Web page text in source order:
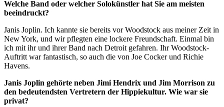
Welche Band oder welcher Solokünstler hat Sie am meisten
beeindruckt?
Janis Joplin. Ich kannte sie bereits vor Woodstock aus meiner Zeit in
New York, und wir pflegten eine lockere Freundschaft. Einmal bin
ich mit ihr und ihrer Band nach Detroit gefahren. Ihr Woodstock-
Auftritt war fantastisch, so auch die von Joe Cocker und Richie
Havens.
Janis Joplin gehörte neben Jimi Hendrix und Jim Morrison zu
den bedeutendsten Vertretern der Hippiekultur. Wie war sie
privat?